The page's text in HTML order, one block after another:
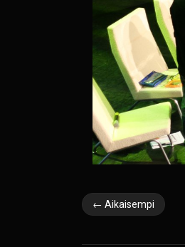
← Aikaisempi